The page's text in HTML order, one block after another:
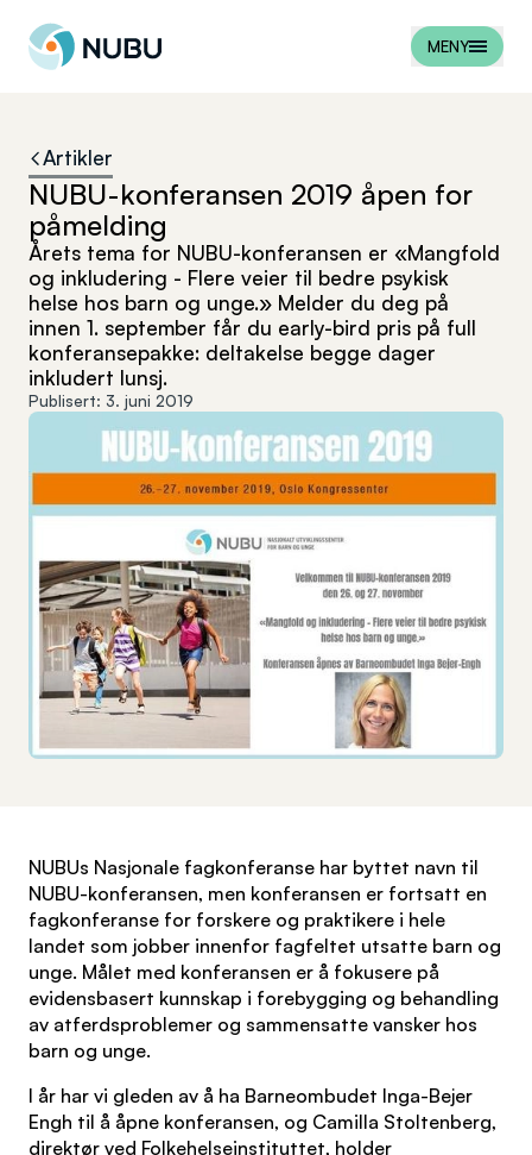
Til forsiden
MENY
Artikler
NUBU-konferansen 2019 åpen for
påmelding
Årets tema for NUBU-konferansen er «Mangfold
og inkludering - Flere veier til bedre psykisk
helse hos barn og unge.» Melder du deg på
innen 1. september får du early-bird pris på full
konferansepakke: deltakelse begge dager
inkludert lunsj.
Publisert: 3. juni 2019
NUBUs Nasjonale fagkonferanse har byttet navn til
NUBU-konferansen, men konferansen er fortsatt en
fagkonferanse for forskere og praktikere i hele
landet som jobber innenfor fagfeltet utsatte barn og
unge. Målet med konferansen er å fokusere på
evidensbasert kunnskap i forebygging og behandling
av atferdsproblemer og sammensatte vansker hos
barn og unge.
I år har vi gleden av å ha Barneombudet Inga-Bejer
Engh til å åpne konferansen, og Camilla Stoltenberg,
direktør ved Folkehelseinstituttet, holder